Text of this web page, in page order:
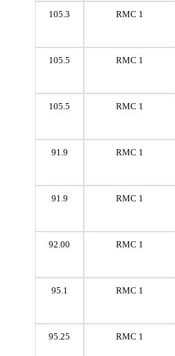
105.3 RMC 1
105.5 RMC 1
105.5 RMC 1
91.9 RMC 1
91.9 RMC 1
92.00 RMC 1
95.1 RMC 1
95.25 RMC 1